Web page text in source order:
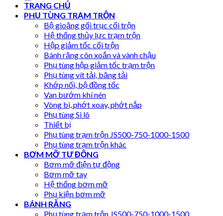
TRANG CHỦ
PHỤ TÙNG TRẠM TRỘN
Bộ gioăng gối trục cối trộn
Hệ thống thủy lực trạm trộn
Hộp giảm tốc cối trộn
Bánh răng côn xoắn và vành chậu
Phụ tùng hộp giảm tốc trạm trộn
Phụ tùng vít tải, băng tải
Khớp nối, bộ đồng tốc
Van bướm khí nén
Vòng bi, phớt xoay, phớt nắp
Phụ tùng Si lô
Thiết bị
Phụ tùng trạm trộn JS500-750-1000-1500
Phụ tùng trạm trộn khác
BƠM MỠ TỰ ĐỘNG
Bơm mỡ điện tự động
Bơm mỡ tay
Hệ thống bơm mỡ
Phụ kiện bơm mỡ
BÁNH RĂNG
Phụ tùng trạm trộn JS500-750-1000-1500